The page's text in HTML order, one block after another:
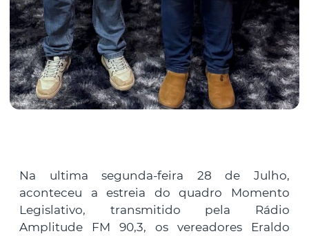
Na ultima segunda-feira 28 de Julho,
aconteceu a estreia do quadro Momento
Legislativo, transmitido pela Rádio
Amplitude FM 90,3, os vereadores Eraldo